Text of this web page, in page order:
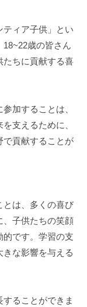
ティア子供」とい
歳の皆さん
たちに貢献する喜
加することは、
支えるために、
で貢献することが
とは、多くの喜び
、子供たちの笑顔
です。学習の支
な影響を与える
ることができま